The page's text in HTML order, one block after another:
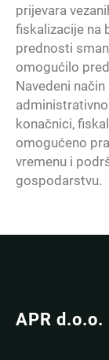
prijevara
fiskalizacije na
prednosti
omogućilo
Navedeni
konačnici,
omogućeno
vremenu i
gospodarstvu.
APR d.o.o.